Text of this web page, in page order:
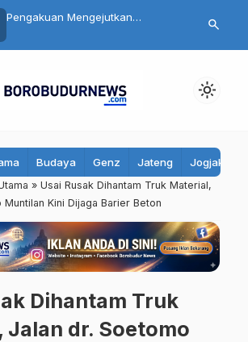
Daftar 8 Dokter dan Perawat yang
Yurizal, Keluarga Sampaikan
Catat! 10
Ini,
search
light_mode
Budaya Genz Jateng Jogjakarta
» Usai Rusak Dihantam Truk Material,
Kini Dijaga Barier Beton
Dihantam Truk
Jalan dr. Soetomo